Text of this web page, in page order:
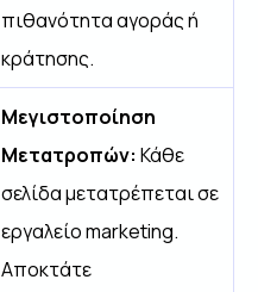
πιθανότητα αγοράς ή
κράτησης.
Μεγιστοποίηση
Μετατροπών: Κάθε
σελίδα μετατρέπεται σε
εργαλείο marketing.
Αποκτάτε